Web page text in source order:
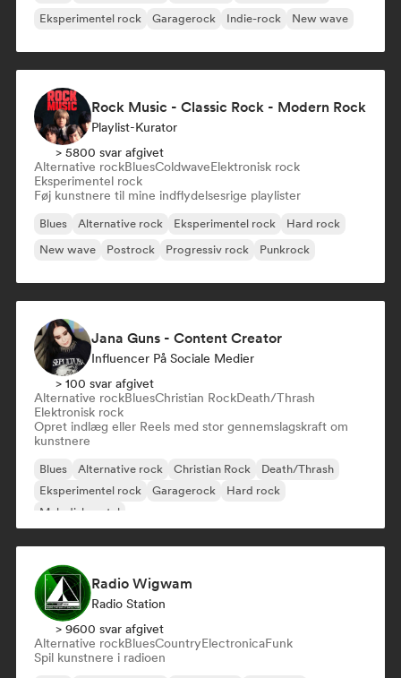
Eksperimentel rock
Garagerock Indie-rock New wave
Rock Music - Classic Rock - Modern Rock
Playlist-Kurator
> 5800 svar afgivet
Alternative rockBluesColdwaveElektronisk rock
Eksperimentel rock
Føj kunstnere til mine indflydelsesrige playlister
Blues Alternative rock Eksperimentel rock
Hard rock
New wave
Postrock Progressiv rock Punkrock
Jana Guns - Content Creator
Influencer På Sociale Medier
> 100 svar afgivet
Alternative rockBluesChristian RockDeath/Thrash
Elektronisk rock
Opret indlæg eller Reels med stor gennemslagskraft om
kunstnere
Blues Alternative rock Christian Rock
Death/Thrash
Eksperimentel rock
Garagerock
Hard rock
Melodisk metal
Radio Wigwam
Radio Station
> 9600 svar afgivet
Alternative rockBluesCountryElectronicaFunk
Spil kunstnere i radioen